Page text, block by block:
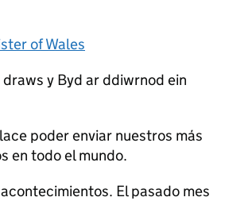
of Wales
draws y Byd ar ddiwrnod ein
poder enviar nuestros más
en todo el mundo.
El pasado mes